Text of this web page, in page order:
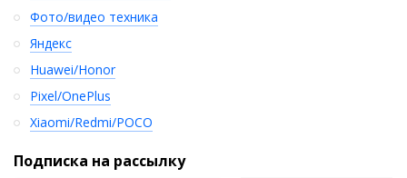
Фото/видео техника
Яндекс
Huawei/Honor
Pixel/OnePlus
Xiaomi/Redmi/POCO
Подписка на рассылку